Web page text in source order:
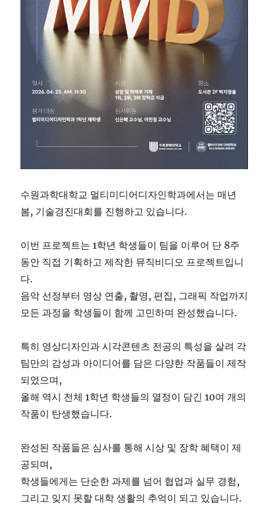
수원과학대학교 멀티미디어디자인학과에서는 매년
봄, 기술경진대회를 진행하고 있습니다.
이번 프로젝트는 1학년 학생들이 팀을 이루어 단 8주
동안 직접 기획하고 제작한 뮤직비디오 프로젝트입니
다.
음악 선정부터 영상 연출, 촬영, 편집, 그래픽 작업까지
모든 과정을 학생들이 함께 고민하며 완성했습니다.
특히 영상디자인과 시각콘텐츠 전공의 특성을 살려 각
팀만의 감성과 아이디어를 담은 다양한 작품들이 제작
되었으며,
올해 역시 전체 1학년 학생들의 열정이 담긴 10여 개의
작품이 탄생했습니다.
완성된 작품들은 심사를 통해 시상 및 장학 혜택이 제
공되며,
학생들에게는 단순한 과제를 넘어 협업과 실무 경험,
그리고 잊지 못할 대학 생활의 추억이 되고 있습니다.